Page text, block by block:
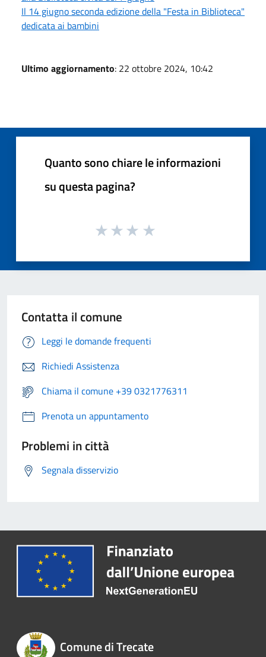
Il 14 giugno seconda edizione della "Festa in Biblioteca"
dedicata ai bambini
Ultimo aggiornamento: 22 ottobre 2024, 10:42
Quanto sono chiare le informazioni
su questa pagina?
Contatta il comune
Leggi le domande frequenti
Richiedi Assistenza
Chiama il comune +39 0321776311
Prenota un appuntamento
Problemi in città
Segnala disservizio
Comune di Trecate